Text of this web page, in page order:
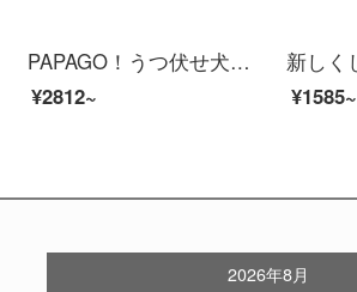
PAPAGO！うつ伏せ犬Q 18新したドラレーコダマ1600 P 2 Kハビビビアン夜見60フレーム高速撮影GPSレール位置決め音声跡制御24時間駐車監視
¥2812~
¥1585~
2026年8月